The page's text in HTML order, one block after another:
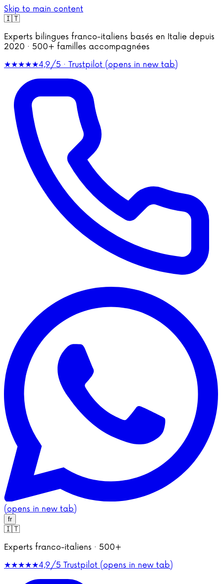
Skip to main content
🇮🇹
Experts bilingues franco-italiens basés en Italie depuis
2020 · 500+ familles accompagnées
★★★★★4,9/5 · Trustpilot (opens in new tab)
(opens in new tab)
fr
🇮🇹
Experts franco-italiens · 500+
★★★★★4,9/5 Trustpilot (opens in new tab)